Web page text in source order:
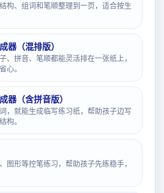
构、组词和笔顺整理到一页，适合按生
器（混排版）
、拼音、笔顺都能灵活排在一张纸上，
心。
器（含拼音版）
，就能生成临写练习纸，帮助孩子边写
构。
图形等控笔练习，帮助孩子先练稳手，